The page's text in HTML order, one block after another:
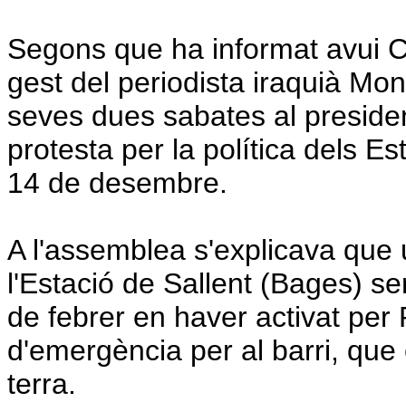
Segons que ha informat avui
gest del periodista iraquià
seves dues sabates al
protesta per la política dels
14 de desembre.
A l'assemblea s'explicava
l'Estació de Sallent (Bages)
de febrer en haver activat per
d'emergència per al barri,
terra.